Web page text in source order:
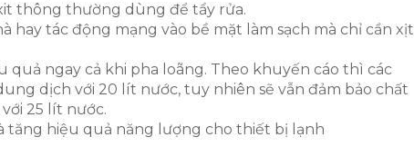
thông thường dùng để tẩy rửa.
hay tác động mạng vào bề mặt làm sạch mà chỉ cần xịt
quả ngay cả khi pha loãng. Theo khuyến cáo thì các
dịch với 20 lít nước, tuy nhiên sẽ vẫn đảm bảo chất
25 lít nước.
tăng hiệu quả năng lượng cho thiết bị lạnh